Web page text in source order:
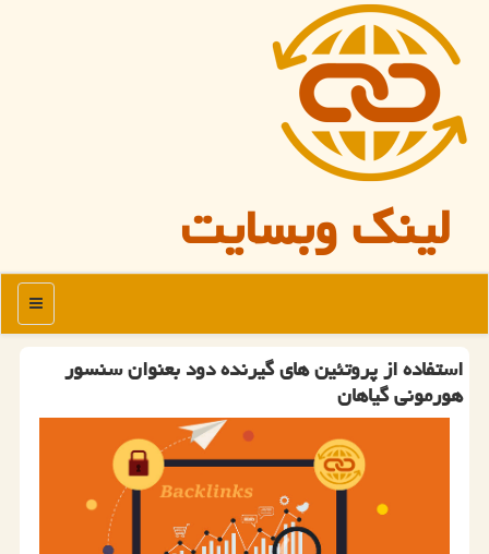
لینک وبسایت
منو
استفاده از پروتئین های گیرنده دود بعنوان سنسور
هورمونی گیاهان